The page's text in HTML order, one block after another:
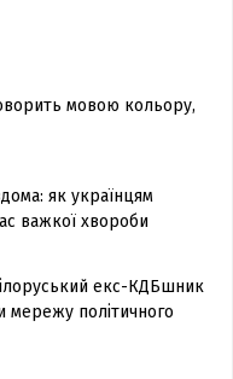
мовою кольору,
як українцям
важкої хвороби
екс-КДБшник
мережу політичного